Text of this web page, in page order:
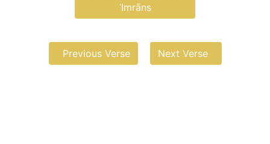
ʿImrāns
Previous Verse Next Verse